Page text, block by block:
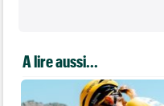
A lire aussi...